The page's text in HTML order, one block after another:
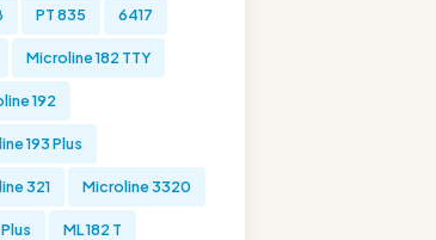
PT 835 6417
Microline 182 TTY
192
193 Plus
321 Microline 3320
ML 182 T